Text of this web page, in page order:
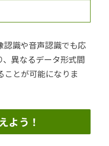
認識や音声認識でも応
異なるデータ形式間
ことが可能になりま
よう！